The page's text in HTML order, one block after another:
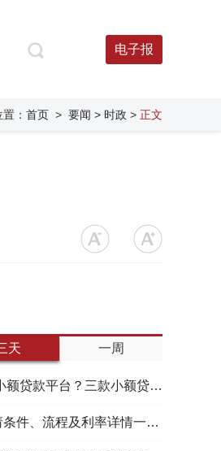
电子报
： 首页 > 要闻 > 时政 > 正文
天 一周
台？三款小额贷款产品全面对比
、流程及利率详情一文看懂